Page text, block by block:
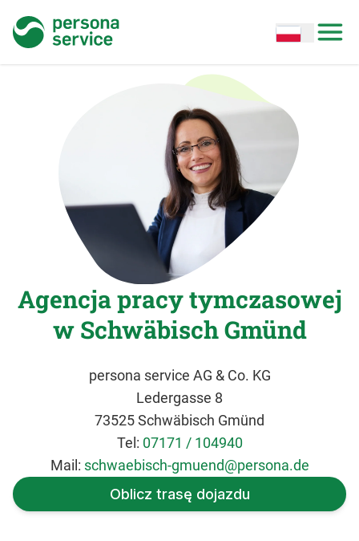
persona service Open options
Agencja pracy tymczasowej
w Schwäbisch Gmünd
persona service AG & Co. KG
Ledergasse 8
73525 Schwäbisch Gmünd
Tel: 07171 / 104940
Mail: schwaebisch-gmuend@persona.de
Oblicz trasę dojazdu